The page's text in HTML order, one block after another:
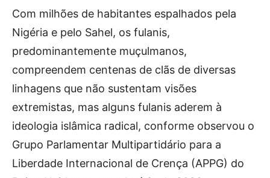
Com milhões de habitantes espalhados pela
Nigéria e pelo Sahel, os fulanis,
predominantemente muçulmanos,
compreendem centenas de clãs de diversas
linhagens que não sustentam visões
extremistas, mas alguns fulanis aderem à
ideologia islâmica radical, conforme observou o
Grupo Parlamentar Multipartidário para a
Liberdade Internacional de Crença (APPG) do